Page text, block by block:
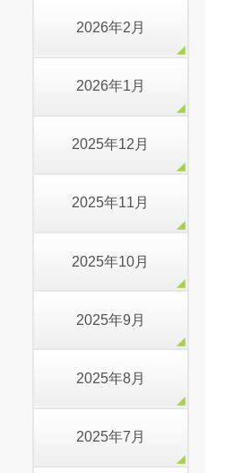
2026年2月
2026年1月
2025年12月
2025年11月
2025年10月
2025年9月
2025年8月
2025年7月